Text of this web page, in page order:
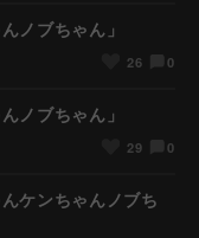
ノブちゃん」
26 0
ノブちゃん」
29 0
ケンちゃんノブち